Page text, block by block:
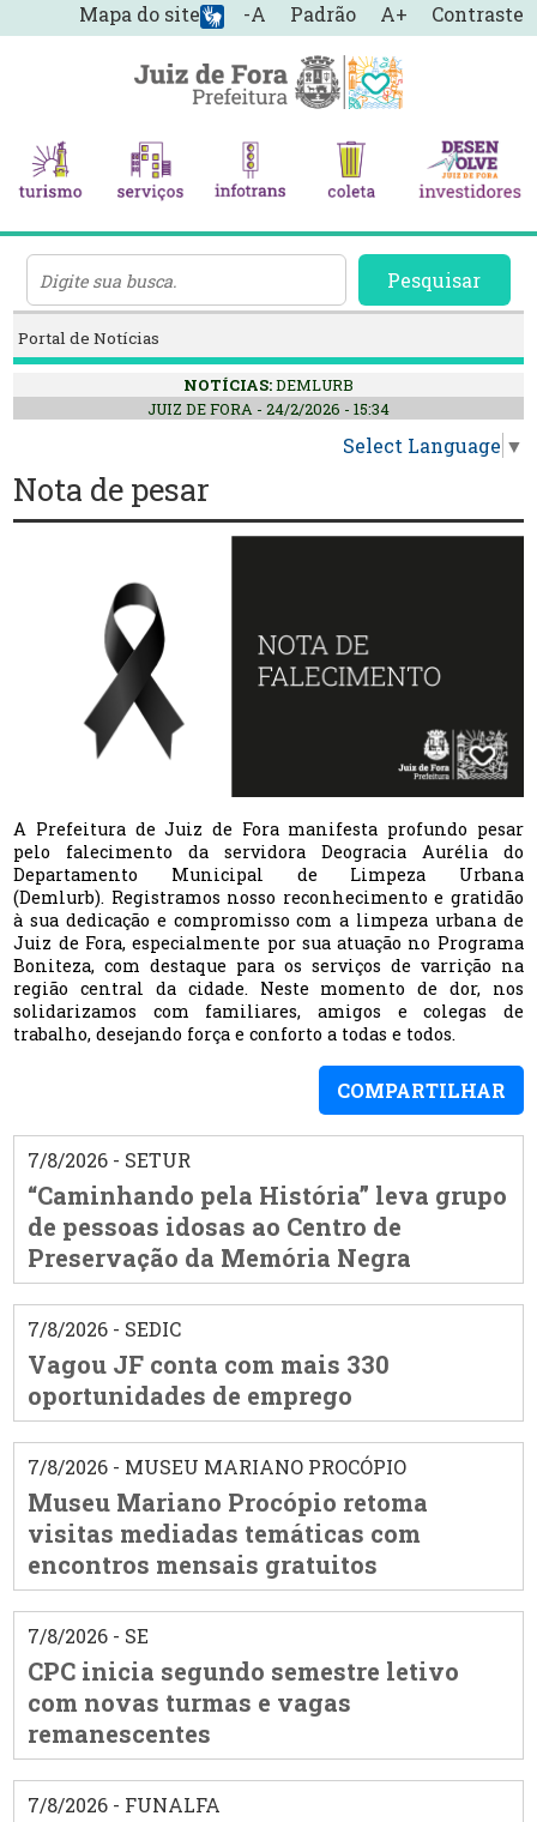
-A Padrão A+ Contraste
Mapa do site
Pesquisar
Portal de Notícias
NOTÍCIAS:DEMLURB
JUIZ DE FORA - 24/2/2026 - 15:34
Select Language ▼
Nota de pesar
A Prefeitura de Juiz de Fora manifesta profundo pesar
pelo falecimento da servidora Deogracia Aurélia do
Departamento Municipal de Limpeza Urbana
(Demlurb). Registramos nosso reconhecimento e gratidão
à sua dedicação e compromisso com a limpeza urbana de
Juiz de Fora, especialmente por sua atuação no Programa
Boniteza, com destaque para os serviços de varrição na
região central da cidade. Neste momento de dor, nos
solidarizamos com familiares, amigos e colegas de
trabalho, desejando força e conforto a todas e todos.
COMPARTILHAR
7/8/2026 - SETUR
“Caminhando pela História” leva grupo
de pessoas idosas ao Centro de
Preservação da Memória Negra
7/8/2026 - SEDIC
Vagou JF conta com mais 330
oportunidades de emprego
7/8/2026 - MUSEU MARIANO PROCÓPIO
Museu Mariano Procópio retoma
visitas mediadas temáticas com
encontros mensais gratuitos
7/8/2026 - SE
CPC inicia segundo semestre letivo
com novas turmas e vagas
remanescentes
7/8/2026 - FUNALFA